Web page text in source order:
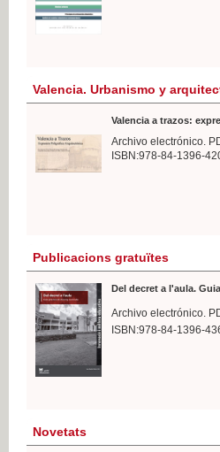
Valencia. Urbanismo y
Valencia a trazos:
Archivo electrónico.
ISBN:978-84-1396-
Publicacions gratuïtes
Del decret a l'aula.
Archivo electrónico.
ISBN:978-84-1396-
Novetats